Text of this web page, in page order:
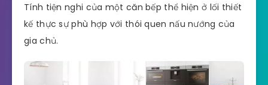
Tính tiện nghi của một căn bếp thể hiện ở lối thiết
kế thực sự phù hợp với thói quen nấu nướng của
gia chủ.